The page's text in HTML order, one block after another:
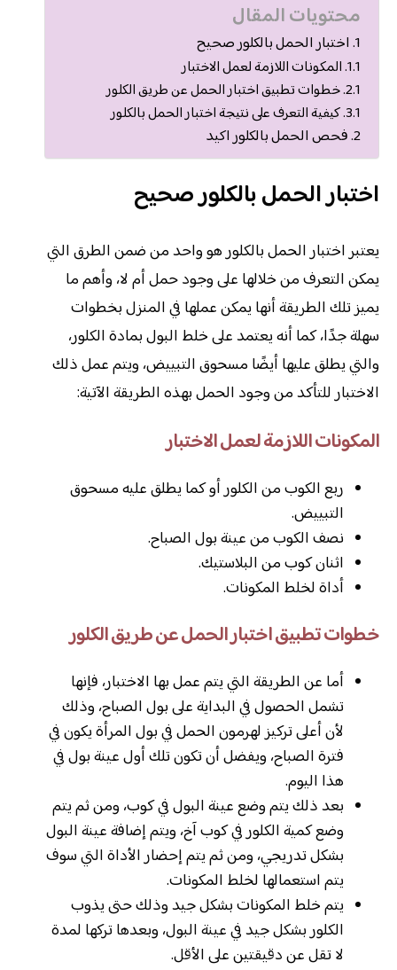
محتويات المقال
اختبار الحمل بالكلور صحيح
المكونات اللازمة لعمل الاختبار
خطوات تطبيق اختبار الحمل عن طريق الكلور
كيفية التعرف على نتيجة اختبار الحمل بالكلور
فحص الحمل بالكلور اكيد
اختبار الحمل بالكلور صحيح
يعتبر اختبار الحمل بالكلور هو واحد من ضمن الطرق التي
يمكن التعرف من خلالها على وجود حمل أم لا، وأهم ما
يميز تلك الطريقة أنها يمكن عملها في المنزل بخطوات
سهلة جدًا، كما أنه يعتمد على خلط البول بمادة الكلور،
والتي يطلق عليها أيضًا مسحوق التبييض، ويتم عمل ذلك
الاختبار للتأكد من وجود الحمل بهذه الطريقة الآتية:
المكونات اللازمة لعمل الاختبار
ربع الكوب من الكلور أو كما يطلق عليه مسحوق
التبييض.
نصف الكوب من عينة بول الصباح.
اثنان كوب من البلاستيك.
أداة لخلط المكونات.
خطوات تطبيق اختبار الحمل عن طريق الكلور
أما عن الطريقة التي يتم عمل بها الاختبار، فإنها
تشمل الحصول في البداية على بول الصباح، وذلك
لأن أعلى تركيز لهرمون الحمل في بول المرأة يكون في
فترة الصباح، ويفضل أن تكون تلك أول عينة بول في
هذا اليوم.
بعد ذلك يتم وضع عينة البول في كوب، ومن ثم يتم
وضع كمية الكلور في كوب آخ، ويتم إضافة عينة البول
بشكل تدريجي، ومن ثم يتم إحضار الأداة التي سوف
يتم استعمالها لخلط المكونات.
يتم خلط المكونات بشكل جيد وذلك حتى يذوب
الكلور بشكل جيد في عينة البول، وبعدها تركها لمدة
لا تقل عن دقيقتين على الأقل.